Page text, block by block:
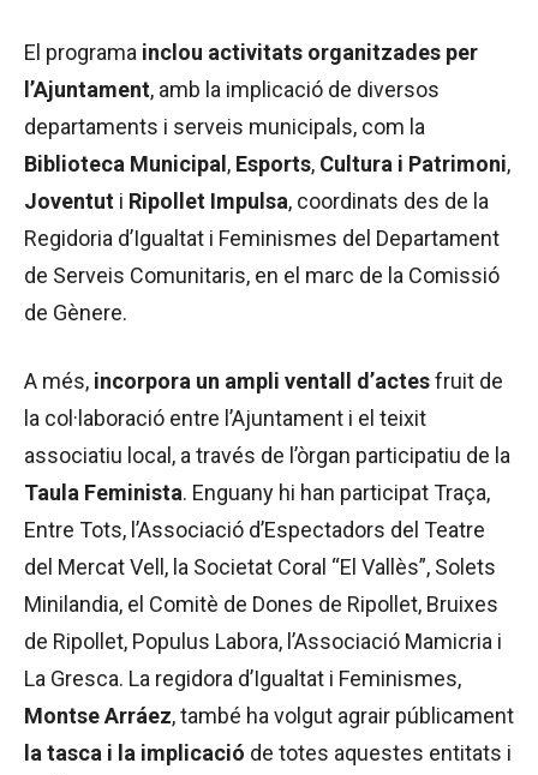
El programa inclou activitats organitzades per
l’Ajuntament, amb la implicació de diversos
departaments i serveis municipals, com la
Biblioteca Municipal, Esports, Cultura i Patrimoni,
Joventut i Ripollet Impulsa, coordinats des de la
Regidoria d’Igualtat i Feminismes del Departament
de Serveis Comunitaris, en el marc de la Comissió
de Gènere.
A més, incorpora un ampli ventall d’actesfruit de
la col·laboració entre l’Ajuntament i el teixit
associatiu local, a través de l’òrgan participatiu de la
Taula Feminista. Enguany hi han participat Traça,
Entre Tots, l’Associació d’Espectadors del Teatre
del Mercat Vell, la Societat Coral “El Vallès”, Solets
Minilandia, el Comitè de Dones de Ripollet, Bruixes
de Ripollet, Populus Labora, l’Associació Mamicria i
La Gresca. La regidora d’Igualtat i Feminismes,
Montse Arráez, també ha volgut agrair públicament
la tasca i la implicació de totes aquestes entitats i